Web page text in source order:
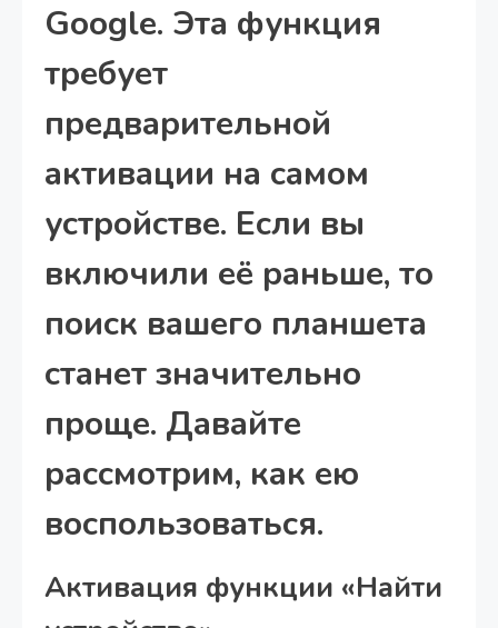
Google. Эта функция
требует
предварительной
активации на самом
устройстве. Если вы
включили её раньше, то
поиск вашего планшета
станет значительно
проще. Давайте
рассмотрим, как ею
воспользоваться.
Активация функции «Найти